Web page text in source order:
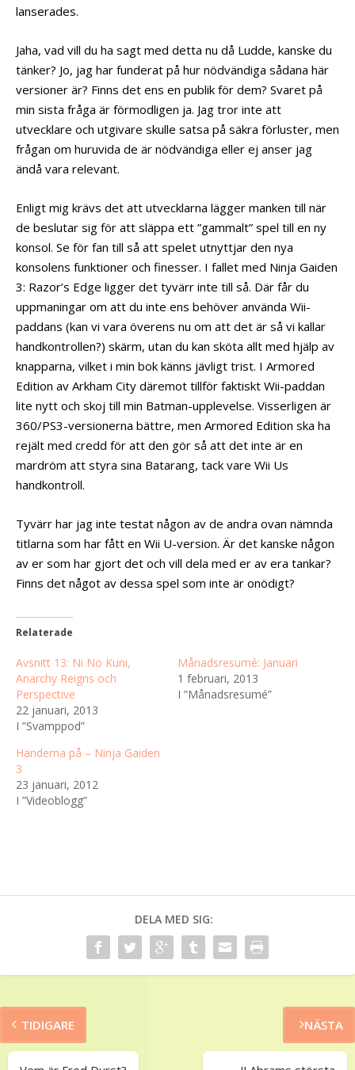
lanserades.
Jaha, vad vill du ha sagt med detta nu då Ludde, kanske du
tänker? Jo, jag har funderat på hur nödvändiga sådana här
versioner är? Finns det ens en publik för dem? Svaret på
min sista fråga är förmodligen ja. Jag tror inte att
utvecklare och utgivare skulle satsa på säkra förluster, men
frågan om huruvida de är nödvändiga eller ej anser jag
ändå vara relevant.
Enligt mig krävs det att utvecklarna lägger manken till när
de beslutar sig för att släppa ett ”gammalt” spel till en ny
konsol. Se för fan till så att spelet utnyttjar den nya
konsolens funktioner och finesser. I fallet med Ninja Gaiden
3: Razor’s Edge ligger det tyvärr inte till så. Där får du
uppmaningar om att du inte ens behöver använda Wii-
paddans (kan vi vara överens nu om att det är så vi kallar
handkontrollen?) skärm, utan du kan sköta allt med hjälp av
knapparna, vilket i min bok känns jävligt trist. I Armored
Edition av Arkham City däremot tillför faktiskt Wii-paddan
lite nytt och skoj till min Batman-upplevelse. Visserligen är
360/PS3-versionerna bättre, men Armored Edition ska ha
rejält med credd för att den gör så att det inte är en
mardröm att styra sina Batarang, tack vare Wii Us
handkontroll.
Tyvärr har jag inte testat någon av de andra ovan nämnda
titlarna som har fått en Wii U-version. Är det kanske någon
av er som har gjort det och vill dela med er av era tankar?
Finns det något av dessa spel som inte är onödigt?
Relaterade
Avsnitt 13: Ni No Kuni,
Anarchy Reigns och
Perspective
22 januari, 2013
I ”Svamppod”
Månadsresumé: Januari
1 februari, 2013
I ”Månadsresumé”
Händerna på – Ninja Gaiden
3
23 januari, 2012
I ”Videoblogg”
DELA MED SIG:
TIDIGARE NÄSTA